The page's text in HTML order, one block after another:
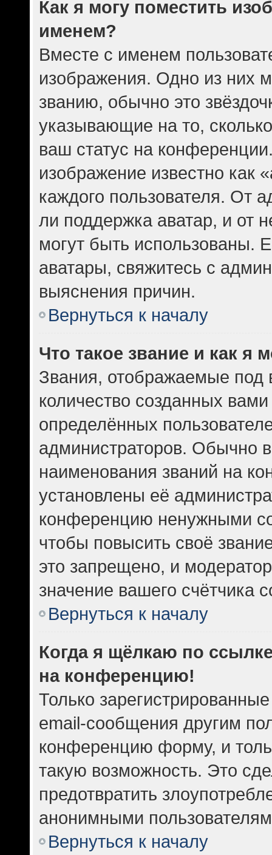
Как я могу поместить
именем?
Вместе с именем
изображения. Одно из них
званию, обычно это
указывающие на то,
ваш статус на
изображение известно как
каждого пользователя. От
ли поддержка аватар, и от
могут быть использованы.
аватары, свяжитесь с
выяснения причин.
Вернуться к началу
Что такое звание и как я
Звания, отображаемые
количество созданных
определённых
администраторов. Обычно
наименования званий на
установлены её
конференцию ненужными
чтобы повысить своё
это запрещено, и
значение вашего счётчика
Вернуться к началу
Когда я щёлкаю по
на конференцию!
Только
email-сообщения другим
конференцию форму, и
такую возможность. Это
предотвратить
анонимными
Вернуться к началу